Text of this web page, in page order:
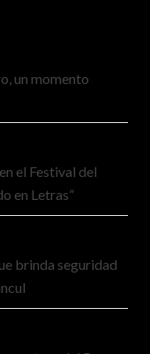
un momento
el Festival del
en Letras”
brinda seguridad